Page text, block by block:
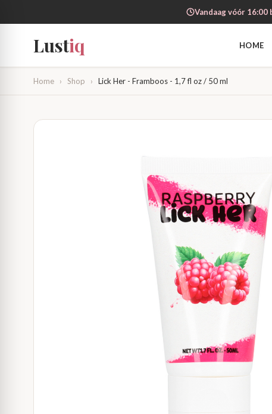
Vandaag vóór
Lustiq HOME
Home › Shop › Lick Her - Framboos - 1,7 fl oz / 50 ml